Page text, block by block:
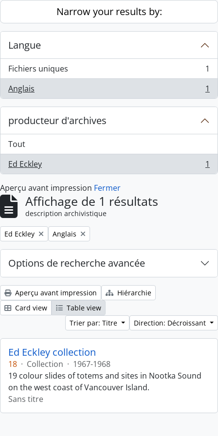
Skip to main contentNarrow your results by:
Langue
Fichiers uniques
, 1 résultats
1
Anglais
, 1 résultats 1
producteur d'archives
Tout
Ed Eckley
, 1 résultats 1
Aperçu avant impression Fermer
Affichage de 1 résultats
description archivistique
Remove filter:
Ed Eckley Remove filter:
Anglais
Options de recherche avancée
Aperçu avant impression
Hiérarchie
Card view
Table view
Trier par: Titre
Direction: Décroissant
Ed Eckley collection
18 · Collection · 1967-1968
19 colour slides of totems and sites in Nootka Sound
on the west coast of Vancouver Island.
Sans titre